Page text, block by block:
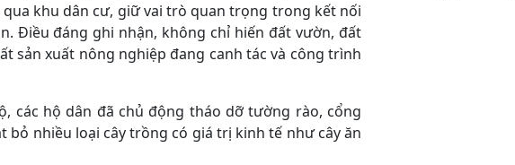
khu dân cư, giữ vai trò quan trọng trong kết nối
Điều đáng ghi nhận, không chỉ hiến đất vườn, đất
sản xuất nông nghiệp đang canh tác và công trình
các hộ dân đã chủ động tháo dỡ tường rào, cổng
nhiều loại cây trồng có giá trị kinh tế như cây ăn